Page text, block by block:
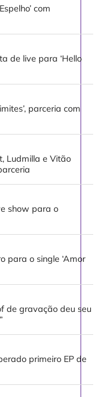
com
de live para ‘Hello
parceria com
Ludmilla e Vitão
show para o
para o single ‘Amor
de gravação deu seu
primeiro EP de